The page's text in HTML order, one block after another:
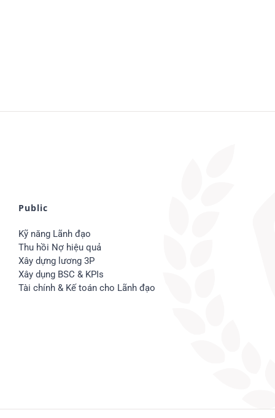
Public
Kỹ năng Lãnh đạo
Thu hồi Nợ hiệu quả
Xây dựng lương 3P
Xây dụng BSC & KPIs
Tài chính & Kế toán cho Lãnh đạo